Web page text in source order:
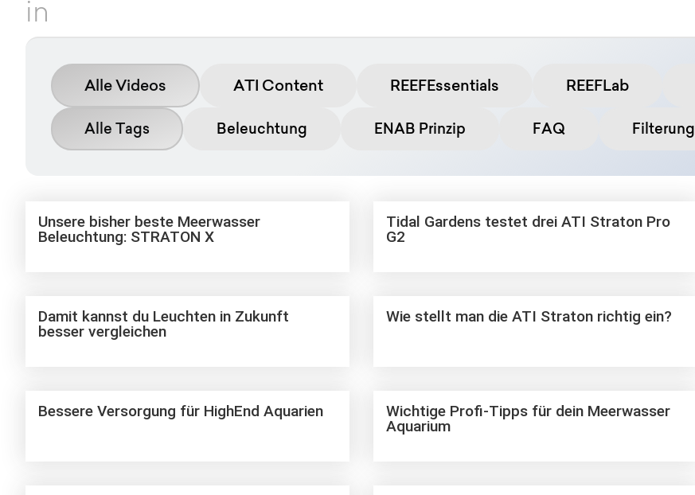
in
ATI Content REEFEssentials REEFLab
Alle Videos
Beleuchtung ENAB Prinzip FAQ Filterung
Alle Tags
Unsere bisher beste Meerwasser
Beleuchtung: STRATON X
Tidal Gardens testet drei ATI Straton Pro
G2
Damit kannst du Leuchten in Zukunft
besser vergleichen
Wie stellt man die ATI Straton richtig ein?
Bessere Versorgung für HighEnd Aquarien
Wichtige Profi-Tipps für dein Meerwasser
Aquarium